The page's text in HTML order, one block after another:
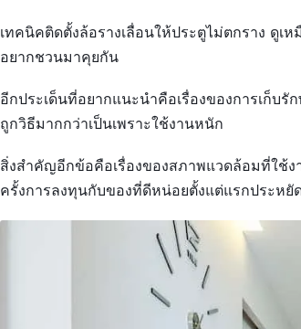
เทคนิคติดตั้งล้อรางเลื่อนให้ประตูไม่ตกราง ดูเ
อยากชวนมาคุยกัน
อีกประเด็นที่อยากแนะนำคือเรื่องของการเก็บ
ถูกวิธีมากกว่าเป็นเพราะใช้งานหนัก
สิ่งสำคัญอีกข้อคือเรื่องของสภาพแวดล้อมที่ใช้
ครั้งการลงทุนกับของที่ดีหน่อยตั้งแต่แรกประหยั